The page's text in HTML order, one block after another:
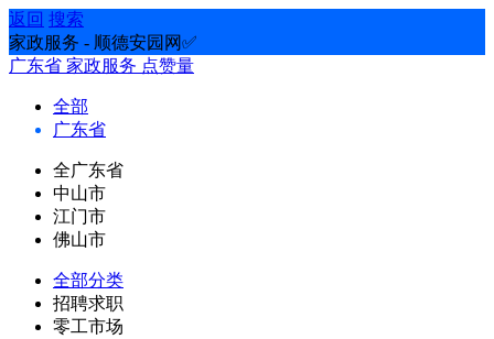
返回 搜索
家政服务 - 顺德安园网✅
广东省 家政服务 点赞量
全部
广东省
全广东省
中山市
江门市
佛山市
全部分类
招聘求职
零工市场